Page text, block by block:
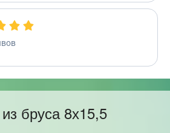
бруса 8х15,5